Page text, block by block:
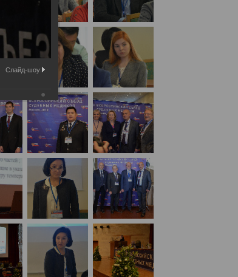
Слайд-шоу: